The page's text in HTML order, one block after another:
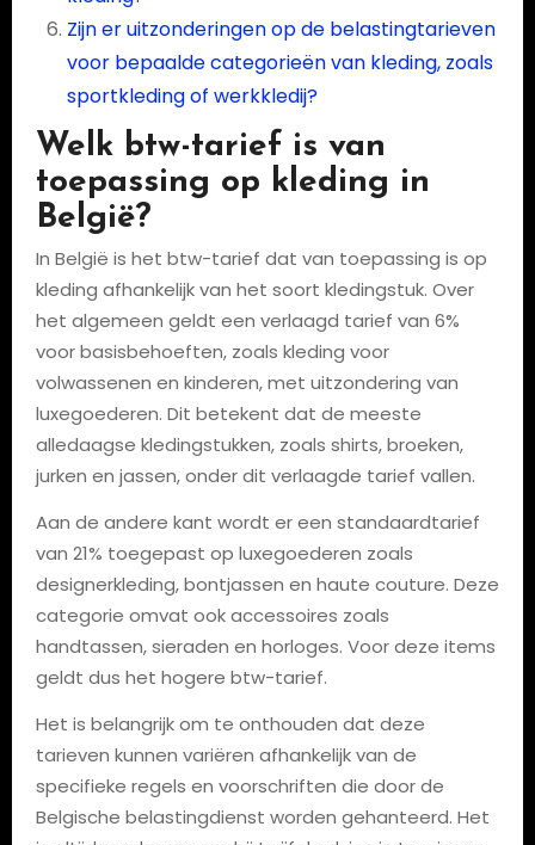
Zijn er uitzonderingen op de belastingtarieven
voor bepaalde categorieën van kleding, zoals
sportkleding of werkkledij?
Welk btw-tarief is van
toepassing op kleding in
België?
In België is het btw-tarief dat van toepassing is op
kleding afhankelijk van het soort kledingstuk. Over
het algemeen geldt een verlaagd tarief van 6%
voor basisbehoeften, zoals kleding voor
volwassenen en kinderen, met uitzondering van
luxegoederen. Dit betekent dat de meeste
alledaagse kledingstukken, zoals shirts, broeken,
jurken en jassen, onder dit verlaagde tarief vallen.
Aan de andere kant wordt er een standaardtarief
van 21% toegepast op luxegoederen zoals
designerkleding, bontjassen en haute couture. Deze
categorie omvat ook accessoires zoals
handtassen, sieraden en horloges. Voor deze items
geldt dus het hogere btw-tarief.
Het is belangrijk om te onthouden dat deze
tarieven kunnen variëren afhankelijk van de
specifieke regels en voorschriften die door de
Belgische belastingdienst worden gehanteerd. Het